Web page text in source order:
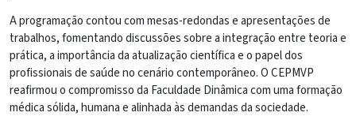
A programação contou com mesas-redondas e apresentações de
trabalhos, fomentando discussões sobre a integração entre teoria e
prática, a importância da atualização científica e o papel dos
profissionais de saúde no cenário contemporâneo. O CEPMVP
reafirmou o compromisso da Faculdade Dinâmica com uma formação
médica sólida, humana e alinhada às demandas da sociedade.